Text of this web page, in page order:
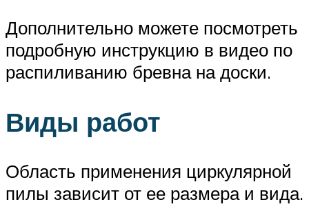
Дополнительно можете посмотреть
подробную инструкцию в видео по
распиливанию бревна на доски.
Виды работ
Область применения циркулярной
пилы зависит от ее размера и вида.